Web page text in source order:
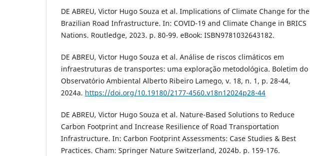
DE ABREU, Victor Hugo Souza et al. Implications of Climate Change for the
Brazilian Road Infrastructure. In: COVID-19 and Climate Change in BRICS
Nations. Routledge, 2023. p. 80-99. eBook: ISBN9781032643182.
DE ABREU, Victor Hugo Souza et al. Análise de riscos climáticos em
infraestruturas de transportes: uma exploração metodológica. Boletim do
Observatório Ambiental Alberto Ribeiro Lamego, v. 18, n. 1, p. 28-44,
2024a. https://doi.org/10.19180/2177-4560.v18n12024p28-44
DE ABREU, Victor Hugo Souza et al. Nature-Based Solutions to Reduce
Carbon Footprint and Increase Resilience of Road Transportation
Infrastructure. In: Carbon Footprint Assessments: Case Studies & Best
Practices. Cham: Springer Nature Switzerland, 2024b. p. 159-176.